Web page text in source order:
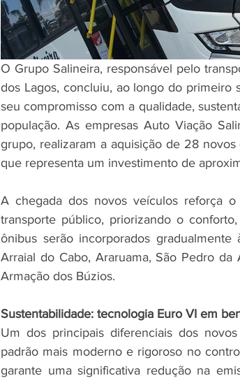
O Grupo Salineira, responsável pelo
dos Lagos, concluiu, ao longo do
seu compromisso com a qualidade,
população. As empresas Auto Viação
grupo, realizaram a aquisição de 28
que representa um investimento de
A chegada dos novos veículos reforça
transporte público, priorizando o
ônibus serão incorporados
Arraial do Cabo, Araruama, São Pedro
Armação dos Búzios.
Sustentabilidade: tecnologia Euro VI em
Um dos principais diferenciais dos
padrão mais moderno e rigoroso no
garante uma significativa redução na